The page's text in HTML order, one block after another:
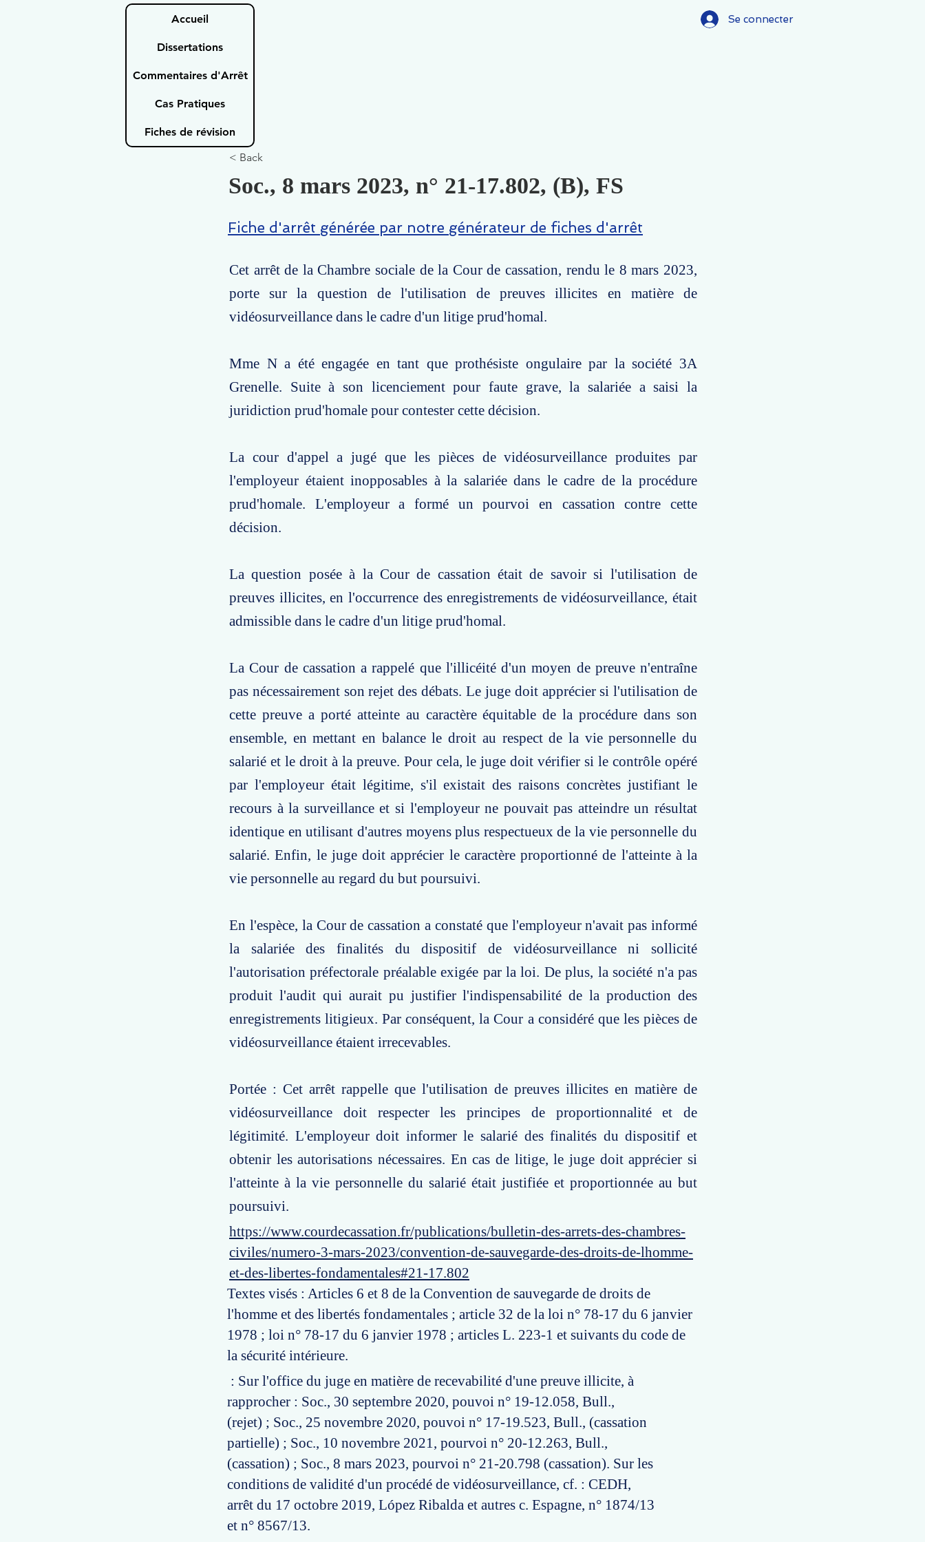
Accueil
Dissertations
Commentaires d'Arrêt
Cas Pratiques
Fiches de révision
Se connecter
< Back
Soc., 8 mars 2023, n° 21-17.802, (B), FS
Fiche d'arrêt générée par notre générateur de fiches d'arrêt
Cet arrêt de la Chambre sociale de la Cour de cassation, rendu le 8 mars 2023,
porte sur la question de l'utilisation de preuves illicites en matière de
vidéosurveillance dans le cadre d'un litige prud'homal.
Mme N a été engagée en tant que prothésiste ongulaire par la société 3A
Grenelle. Suite à son licenciement pour faute grave, la salariée a saisi la
juridiction prud'homale pour contester cette décision.
La cour d'appel a jugé que les pièces de vidéosurveillance produites par
l'employeur étaient inopposables à la salariée dans le cadre de la procédure
prud'homale. L'employeur a formé un pourvoi en cassation contre cette
décision.
La question posée à la Cour de cassation était de savoir si l'utilisation de
preuves illicites, en l'occurrence des enregistrements de vidéosurveillance, était
admissible dans le cadre d'un litige prud'homal.
La Cour de cassation a rappelé que l'illicéité d'un moyen de preuve n'entraîne
pas nécessairement son rejet des débats. Le juge doit apprécier si l'utilisation de
cette preuve a porté atteinte au caractère équitable de la procédure dans son
ensemble, en mettant en balance le droit au respect de la vie personnelle du
salarié et le droit à la preuve. Pour cela, le juge doit vérifier si le contrôle opéré
par l'employeur était légitime, s'il existait des raisons concrètes justifiant le
recours à la surveillance et si l'employeur ne pouvait pas atteindre un résultat
identique en utilisant d'autres moyens plus respectueux de la vie personnelle du
salarié. Enfin, le juge doit apprécier le caractère proportionné de l'atteinte à la
vie personnelle au regard du but poursuivi.
En l'espèce, la Cour de cassation a constaté que l'employeur n'avait pas informé
la salariée des finalités du dispositif de vidéosurveillance ni sollicité
l'autorisation préfectorale préalable exigée par la loi. De plus, la société n'a pas
produit l'audit qui aurait pu justifier l'indispensabilité de la production des
enregistrements litigieux. Par conséquent, la Cour a considéré que les pièces de
vidéosurveillance étaient irrecevables.
Portée : Cet arrêt rappelle que l'utilisation de preuves illicites en matière de
vidéosurveillance doit respecter les principes de proportionnalité et de
légitimité. L'employeur doit informer le salarié des finalités du dispositif et
obtenir les autorisations nécessaires. En cas de litige, le juge doit apprécier si
l'atteinte à la vie personnelle du salarié était justifiée et proportionnée au but
poursuivi.
https://www.courdecassation.fr/publications/bulletin-des-arrets-des-chambres-
civiles/numero-3-mars-2023/convention-de-sauvegarde-des-droits-de-lhomme-
et-des-libertes-fondamentales#21-17.802
Textes visés : Articles 6 et 8 de la Convention de sauvegarde de droits de
l'homme et des libertés fondamentales ; article 32 de la loi n° 78-17 du 6 janvier
1978 ; loi n° 78-17 du 6 janvier 1978 ; articles L. 223-1 et suivants du code de
la sécurité intérieure.
: Sur l'office du juge en matière de recevabilité d'une preuve illicite, à
rapprocher : Soc., 30 septembre 2020, pouvoi n° 19-12.058, Bull.,
(rejet) ; Soc., 25 novembre 2020, pouvoi n° 17-19.523, Bull., (cassation
partielle) ; Soc., 10 novembre 2021, pourvoi n° 20-12.263, Bull.,
(cassation) ; Soc., 8 mars 2023, pourvoi n° 21-20.798 (cassation). Sur les
conditions de validité d'un procédé de vidéosurveillance, cf. : CEDH,
arrêt du 17 octobre 2019, López Ribalda et autres c. Espagne, n° 1874/13
et n° 8567/13.